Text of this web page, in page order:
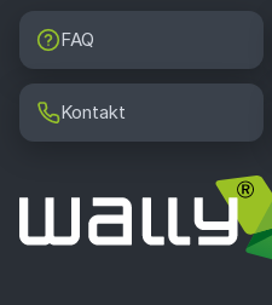
FAQ
Kontakt